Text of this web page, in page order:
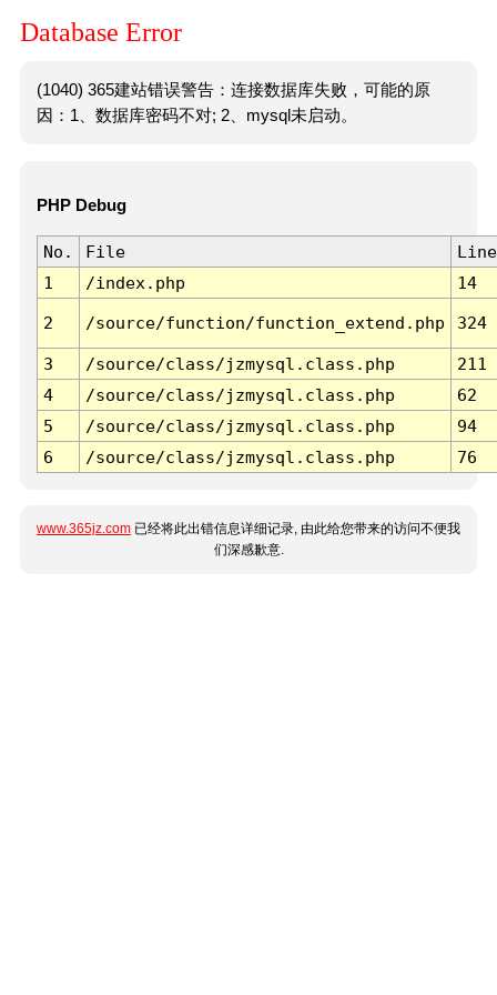
Database Error
(1040) 365建站错误警告：连接数据库失败，可能的原
因：1、数据库密码不对; 2、mysql未启动。
PHP Debug
No. File
Line
1
/index.php 14
2 /source/function/function_extend.php 324
3 /source/class/jzmysql.class.php
211
4
/source/class/jzmysql.class.php
62
5
/source/class/jzmysql.class.php
94
6
/source/class/jzmysql.class.php 76
www.365jz.com 已经将此出错信息详细记录, 由此给您带来的访问不便我
们深感歉意.